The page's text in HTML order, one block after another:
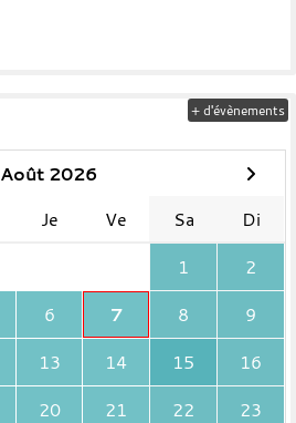
Août 2026
Je Ve Sa
Di
1
2
6 7 8
9
13 14 15
16
20 21 22
23
+ d'évènements